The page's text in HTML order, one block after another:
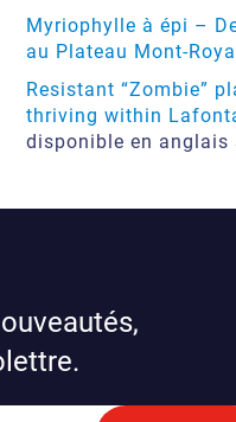
Myriophylle à épi –
au Plateau Mont-
Resistant “Zombie”
thriving within
disponible en anglais